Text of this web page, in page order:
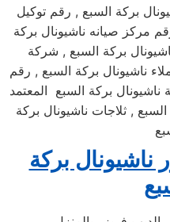
بركة السبع , رقم توكيل
مركز صيانه ناشيونال بركة
بركة السبع , شركة
ناشيونال بركة السبع , رقم
بركة السبع المعتمد
, ثلاجات ناشيونال بركة
ناشيونال بركة